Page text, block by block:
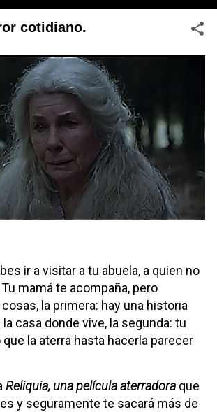
cotidiano.
ir a visitar a tu abuela, a quien no
mamá te acompaña, pero
la primera: hay una historia
casa donde vive, la segunda: tu
que la aterra hasta hacerla parecer
Reliquia, una película aterradora que
y seguramente te sacará más de